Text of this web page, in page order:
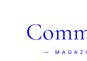
—